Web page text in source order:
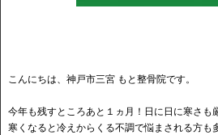
こんにちは、神戸市三宮 もと整骨院です。
今年も残すところあと１ヵ月！日に日に寒さも
寒くなると冷えからくる不調で悩まされる方も